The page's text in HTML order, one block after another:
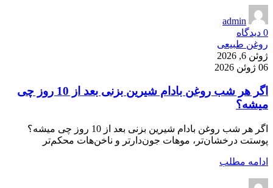
admin
0 دیدگاه
روغن طبیعی
ژوئن 6, 2026
06 ژوئن 2026
اگر هر شب روغن بادام شیرین بزنی بعد از 10 روز چی
میشه؟
اگر هر شب روغن بادام شیرین بزنی بعد از 10 روز چی میشه؟
پوستت درخشان‌تر، موهات جون‌دارتر و ناخن‌هات محکم‌تر
ادامه مطلب